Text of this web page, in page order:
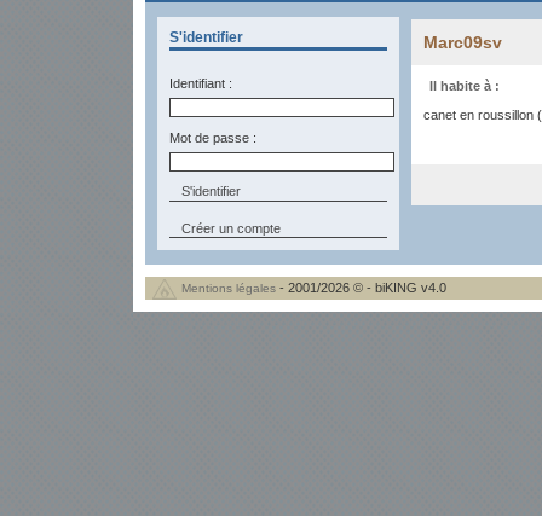
S'identifier
Identifiant :
Mot de passe :
Créer un compte
Marc09sv
Il habite à :
canet en roussillon
Mentions légales - 2001/2026 © - biKING v4.0